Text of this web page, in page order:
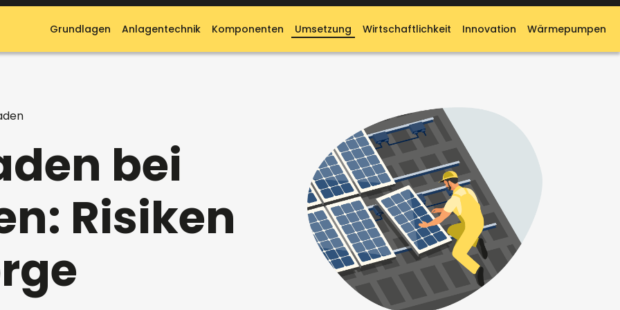
Grundlagen Anlagentechnik Komponenten Umsetzung Wirtschaftlichkeit Innovation Wärmepumpen
bei
Risiken